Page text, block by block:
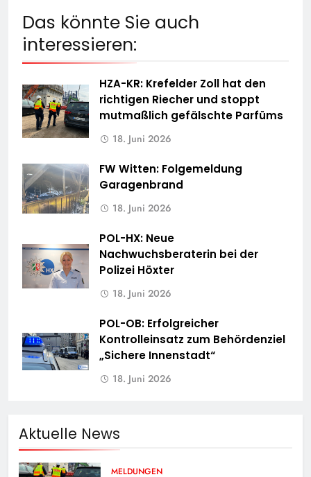
Das könnte Sie auch
interessieren:
HZA-KR: Krefelder Zoll hat den
richtigen Riecher und stoppt
mutmaßlich gefälschte Parfüms
18. Juni 2026
FW Witten: Folgemeldung
Garagenbrand
18. Juni 2026
POL-HX: Neue
Nachwuchsberaterin bei der
Polizei Höxter
18. Juni 2026
POL-OB: Erfolgreicher
Kontrolleinsatz zum Behördenziel
„Sichere Innenstadt“
18. Juni 2026
Aktuelle News
MELDUNGEN